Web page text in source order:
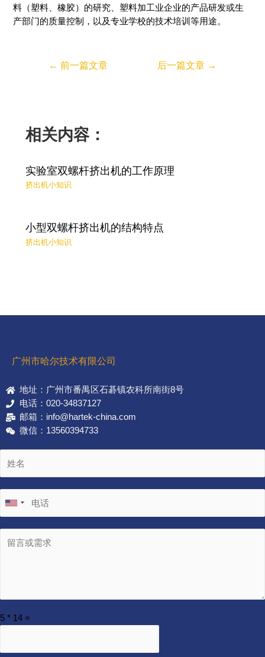
料（塑料、橡胶）的研究、塑料加工业企业的产品研发或生
产部门的质量控制，以及专业学校的技术培训等用途。
← 前一篇文章 后一篇文章 →
相关内容：
实验室双螺杆挤出机的工作原理
挤出机小知识
小型双螺杆挤出机的结构特点
挤出机小知识
广州市哈尔技术有限公司
地址：广州市番禺区石碁镇农科所南街8号
电话：020-34837127
邮箱：info@hartek-china.com
微信：13560394733
5 * 14 =